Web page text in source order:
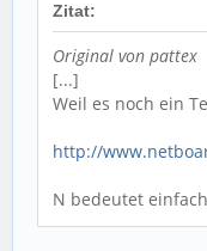
Zitat:
Original von pattex
[...]
Weil es noch ein
http://
N bedeutet